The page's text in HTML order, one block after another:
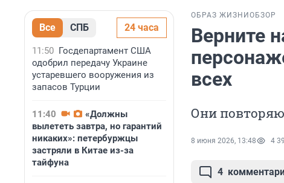
Все СПБ 24 часа
11:50 Госдепартамент США
одобрил передачу Украине
устаревшего вооружения из
запасов Турции
11:40
«Должны
вылететь завтра, но гарантий
никаких»: петербуржцы
застряли в Китае из-за
тайфуна
ОБРАЗ ЖИЗНИ ОБЗОР
Верните
всех
Они
8 июня 2026, 13:48 4
4